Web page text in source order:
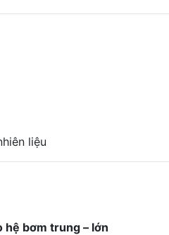
liệu
hệ bơm trung – lớn